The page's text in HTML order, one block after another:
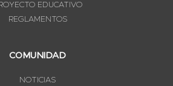
EDUCATIVO
REGLAMENTOS
COMUNIDAD
NOTICIAS